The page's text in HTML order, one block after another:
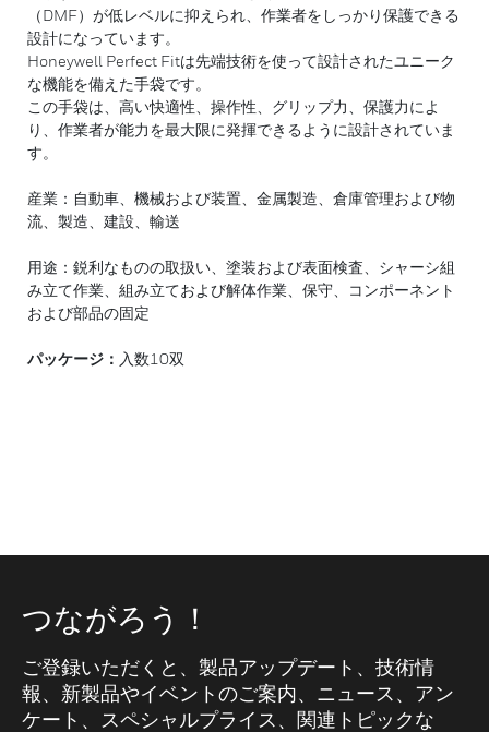
（DMF）が低レベルに抑えられ、作業者をしっかり保護できる
設計になっています。
Honeywell Perfect Fitは先端技術を使って設計されたユニーク
な機能を備えた手袋です。
この手袋は、高い快適性、操作性、グリップ力、保護力によ
り、作業者が能力を最大限に発揮できるように設計されていま
す。
産業：自動車、機械および装置、金属製造、倉庫管理および物
流、製造、建設、輸送
用途：鋭利なものの取扱い、塗装および表面検査、シャーシ組
み立て作業、組み立ておよび解体作業、保守、コンポーネント
および部品の固定
パッケージ： 入数10双
つながろう！
ご登録いただくと、製品アップデート、技術情
報、新製品やイベントのご案内、ニュース、アン
ケート、スペシャルプライス、関連トピックな